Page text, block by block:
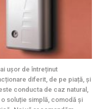
ușor de întreținut
diferit, de pe piață, și
conducta de caz natural,
soluție simplă, comodă și